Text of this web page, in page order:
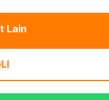
Lain